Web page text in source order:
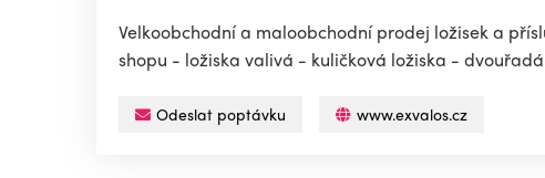
Velkoobchodní a maloobchodní prodej ložisek a
shopu - ložiska valivá - kuličková ložiska -
Odeslat poptávku www.exvalos.cz